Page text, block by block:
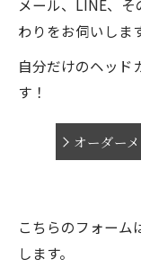
メール、LINE、
わりをお伺いしま
自分だけのヘッド
す！
オーダー
こちらのフォーム
します。